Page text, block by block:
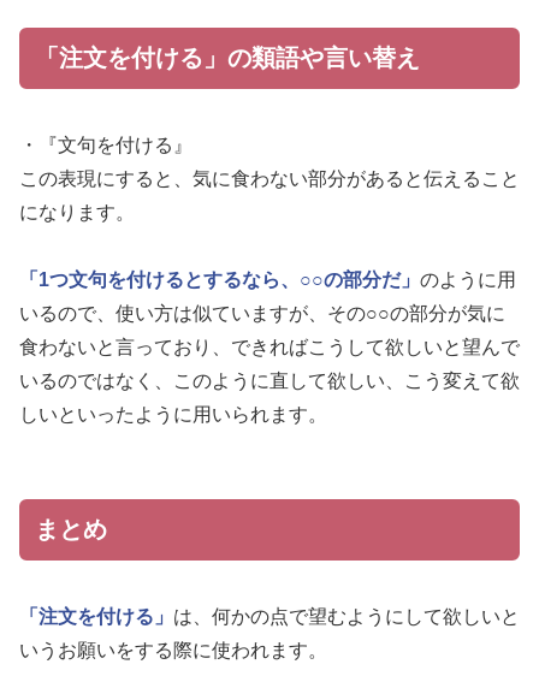
「注文を付ける」の類語や言い替え
・『文句を付ける』
この表現にすると、気に食わない部分があると伝えること
になります。
「1つ文句を付けるとするなら、○○の部分だ」 のように用
いるので、使い方は似ていますが、その○○の部分が気に
食わないと言っており、できればこうして欲しいと望んで
いるのではなく、このように直して欲しい、こう変えて欲
しいといったように用いられます。
まとめ
「注文を付ける」 は、何かの点で望むようにして欲しいと
いうお願いをする際に使われます。